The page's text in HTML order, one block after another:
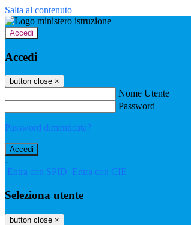
Salta al contenuto
Accedi
Accedi
button close ×
Nome Utente
Password
Password dimenticata?
-
Entra con SPID Entra con CIE
Seleziona utente
button close ×